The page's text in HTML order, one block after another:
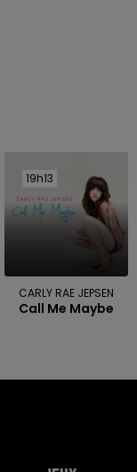
19h13
19h13
CARLY RAE JEPSEN
Call Me Maybe